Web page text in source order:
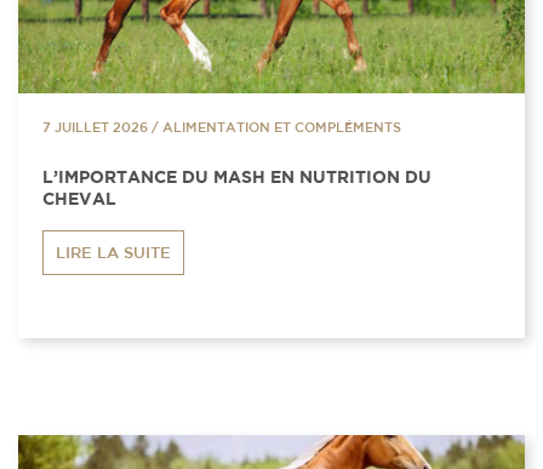
7 JUILLET 2026 / ALIMENTATION ET COMPLÉMENTS
L’IMPORTANCE DU MASH EN NUTRITION DU
CHEVAL
LIRE LA SUITE